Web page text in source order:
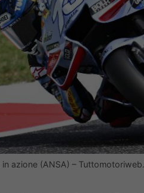
in azione (ANSA) –